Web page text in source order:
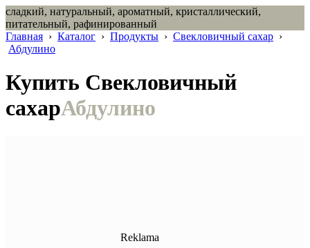
сладкий, натуральный, ароматный, кристаллический,
питательный, рафинированный
Главная › Каталог › Продукты › Свекловичный сахар ›
Абдулино
Купить Свекловичный
сахарАбдулино